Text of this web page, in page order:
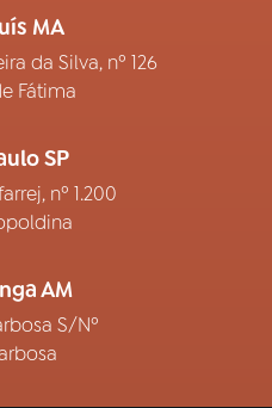
MA
da Silva, nº 126
Fátima
SP
nº 1.200
AM
S/Nº